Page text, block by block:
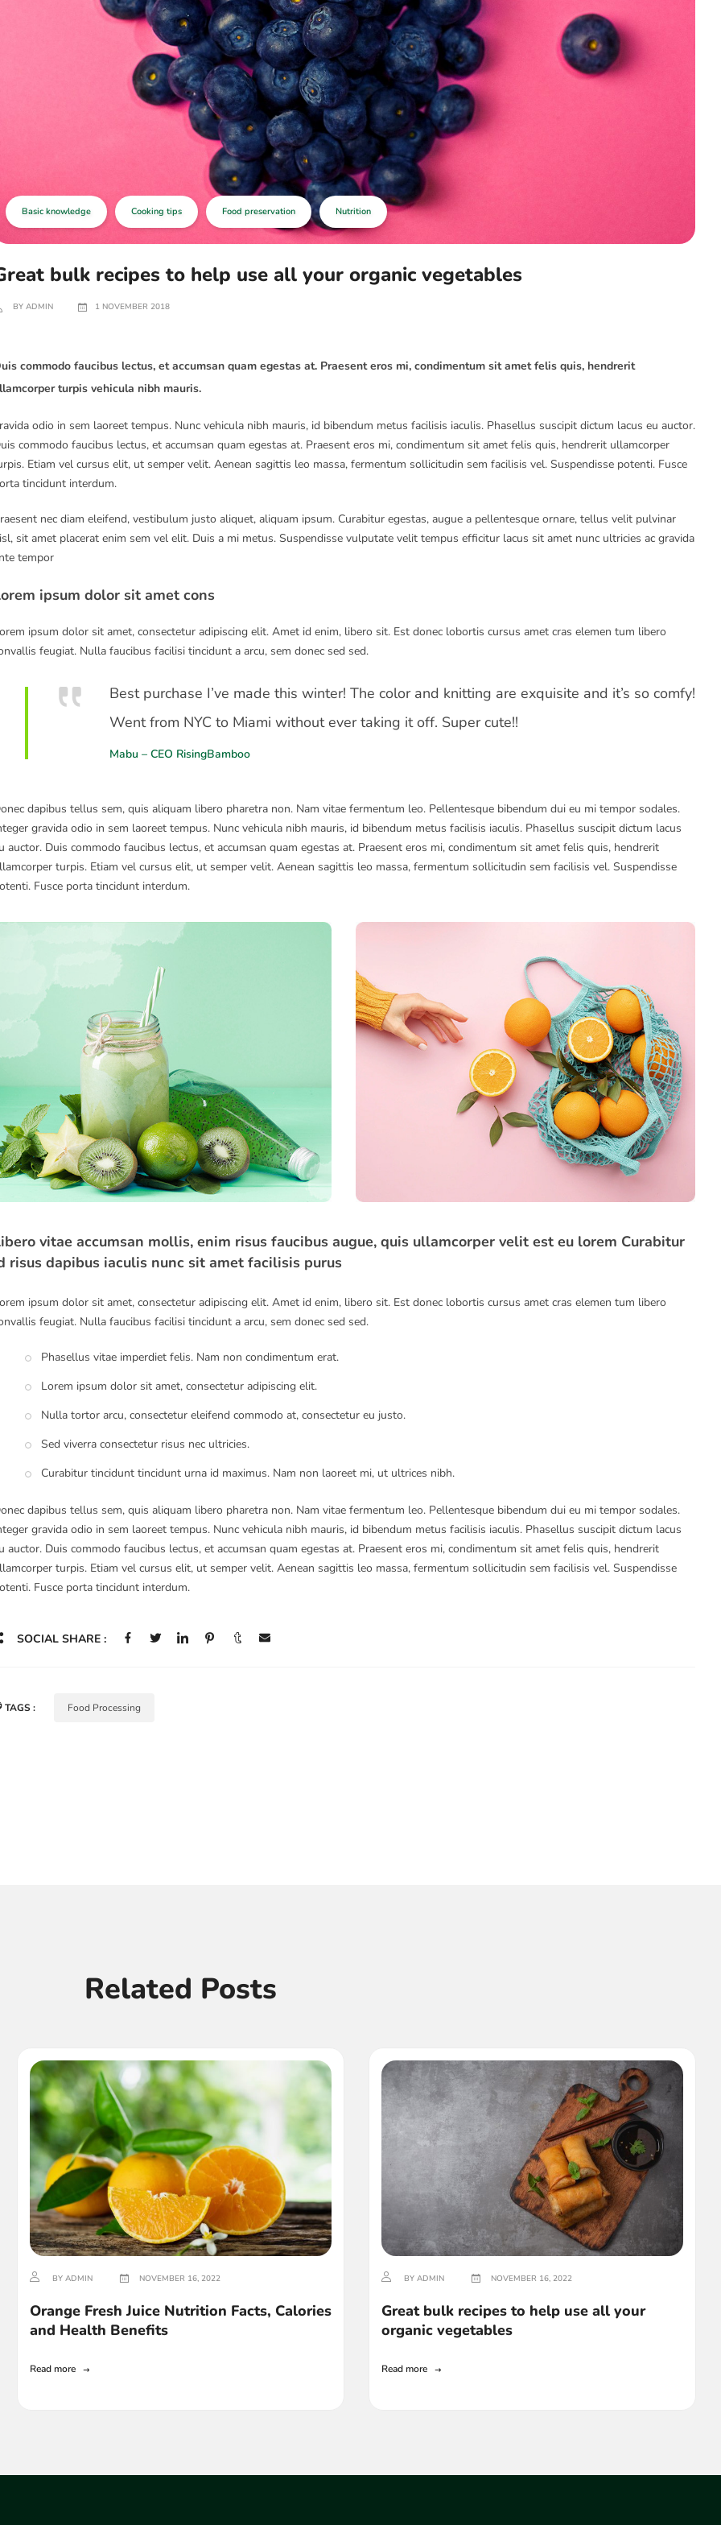
Basic knowledge Cooking tips Food preservation Nutrition
bulk recipes to help use all your organic vegetables
BY ADMIN 1 NOVEMBER 2018
commodo faucibus lectus, et accumsan quam egestas at. Praesent eros mi, condimentum sit amet felis quis, hendrerit
turpis vehicula nibh mauris.
odio in sem laoreet tempus. Nunc vehicula nibh mauris, id bibendum metus facilisis iaculis. Phasellus suscipit dictum lacus eu auctor.
commodo faucibus lectus, et accumsan quam egestas at. Praesent eros mi, condimentum sit amet felis quis, hendrerit ullamcorper
Etiam vel cursus elit, ut semper velit. Aenean sagittis leo massa, fermentum sollicitudin sem facilisis vel. Suspendisse potenti. Fusce
tincidunt interdum.
nec diam eleifend, vestibulum justo aliquet, aliquam ipsum. Curabitur egestas, augue a pellentesque ornare, tellus velit pulvinar
sit amet placerat enim sem vel elit. Duis a mi metus. Suspendisse vulputate velit tempus efficitur lacus sit amet nunc ultricies ac gravida
tempor
ipsum dolor sit amet cons
ipsum dolor sit amet, consectetur adipiscing elit. Amet id enim, libero sit. Est donec lobortis cursus amet cras elemen tum libero
feugiat. Nulla faucibus facilisi tincidunt a arcu, sem donec sed sed.
Best purchase I’ve made this winter! The color and knitting are exquisite and it’s so comfy!
Went from NYC to Miami without ever taking it off. Super cute!!
Mabu – CEO RisingBamboo
dapibus tellus sem, quis aliquam libero pharetra non. Nam vitae fermentum leo. Pellentesque bibendum dui eu mi tempor sodales.
gravida odio in sem laoreet tempus. Nunc vehicula nibh mauris, id bibendum metus facilisis iaculis. Phasellus suscipit dictum lacus
auctor. Duis commodo faucibus lectus, et accumsan quam egestas at. Praesent eros mi, condimentum sit amet felis quis, hendrerit
turpis. Etiam vel cursus elit, ut semper velit. Aenean sagittis leo massa, fermentum sollicitudin sem facilisis vel. Suspendisse
Fusce porta tincidunt interdum.
vitae accumsan mollis, enim risus faucibus augue, quis ullamcorper velit est eu lorem Curabitur
risus dapibus iaculis nunc sit amet facilisis purus
ipsum dolor sit amet, consectetur adipiscing elit. Amet id enim, libero sit. Est donec lobortis cursus amet cras elemen tum libero
feugiat. Nulla faucibus facilisi tincidunt a arcu, sem donec sed sed.
Phasellus vitae imperdiet felis. Nam non condimentum erat.
Lorem ipsum dolor sit amet, consectetur adipiscing elit.
Nulla tortor arcu, consectetur eleifend commodo at, consectetur eu justo.
Sed viverra consectetur risus nec ultricies.
Curabitur tincidunt tincidunt urna id maximus. Nam non laoreet mi, ut ultrices nibh.
dapibus tellus sem, quis aliquam libero pharetra non. Nam vitae fermentum leo. Pellentesque bibendum dui eu mi tempor sodales.
gravida odio in sem laoreet tempus. Nunc vehicula nibh mauris, id bibendum metus facilisis iaculis. Phasellus suscipit dictum lacus
auctor. Duis commodo faucibus lectus, et accumsan quam egestas at. Praesent eros mi, condimentum sit amet felis quis, hendrerit
turpis. Etiam vel cursus elit, ut semper velit. Aenean sagittis leo massa, fermentum sollicitudin sem facilisis vel. Suspendisse
Fusce porta tincidunt interdum.
SOCIAL SHARE :
TAGS : Food Processing
Related Posts
BY ADMIN NOVEMBER 16, 2022
Orange Fresh Juice Nutrition Facts, Calories
and Health Benefits
Read more
BY ADMIN NOVEMBER 16, 2022
Great bulk recipes to help use all your
organic vegetables
Read more